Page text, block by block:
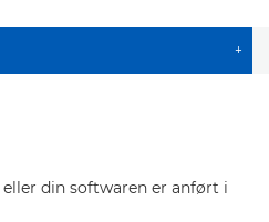
+
din softwaren er anført i